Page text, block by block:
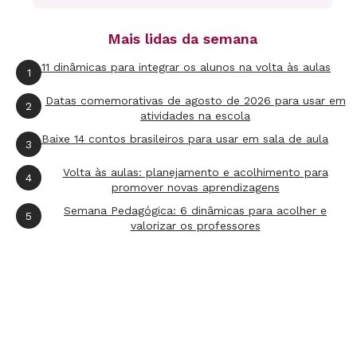
4ª etapa
Nessa fase da edição, peça que a turma
substitua termos vagos por outros mais
precisos, inverta passagens do texto para
torná-lo mais claro e insira sinais de pontuação
para tentar transmitir as emoções expressas
oralmente pelo narrador. Com todas as
alterações já feitas, oriente os estudantes a
Mais lidas da semana
1 11 dinâmicas para integrar os alunos na volta às aulas
2
Datas comemorativas de agosto de 2026 para usar em
atividades na escola
3 Baixe 14 contos brasileiros para usar em sala de aula
4
Volta às aulas: planejamento e acolhimento para
promover novas aprendizagens
5
Semana Pedagógica: 6 dinâmicas para acolher e
valorizar os professores